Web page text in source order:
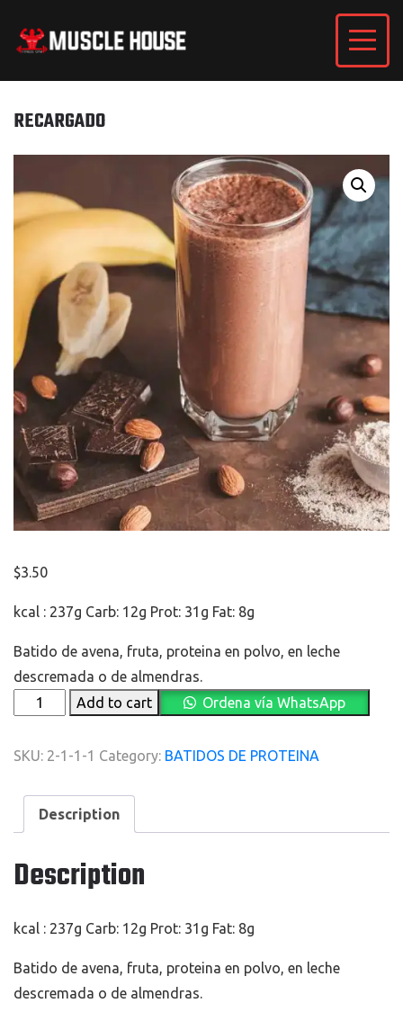
RECARGADO
$3.50
kcal : 237g Carb: 12g Prot: 31g Fat: 8g
Batido de avena, fruta, proteina en polvo, en leche
descremada o de almendras.
RECARGADO
quantity
Add to cart Ordena vía WhatsApp
SKU: 2-1-1-1 Category: BATIDOS DE PROTEINA
Description
Description
kcal : 237g Carb: 12g Prot: 31g Fat: 8g
Batido de avena, fruta, proteina en polvo, en leche
descremada o de almendras.